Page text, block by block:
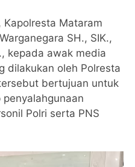
Mataram
SH., SIK.,
kepada awak media
dilakukan oleh Polresta
bertujuan untuk
Polri serta PNS